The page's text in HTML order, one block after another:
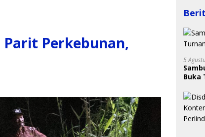
Perkebunan,
5
Buka